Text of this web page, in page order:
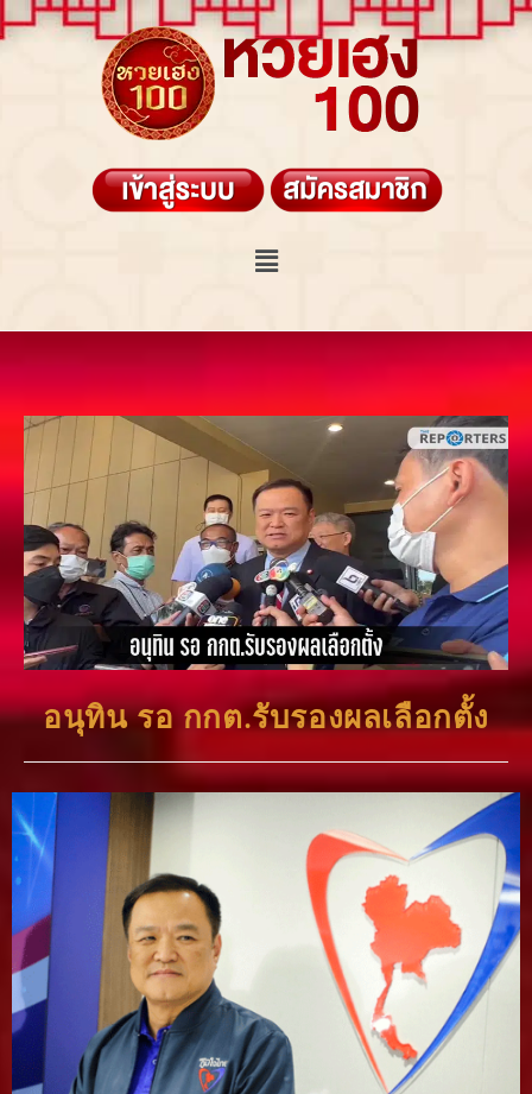
อนุทิน รอ กกต.รับรองผลเลือกตั้ง